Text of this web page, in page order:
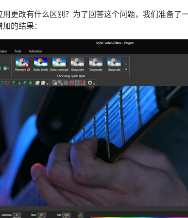
更改有什么区别？为了回答这个问题，我们准备了
的结果：